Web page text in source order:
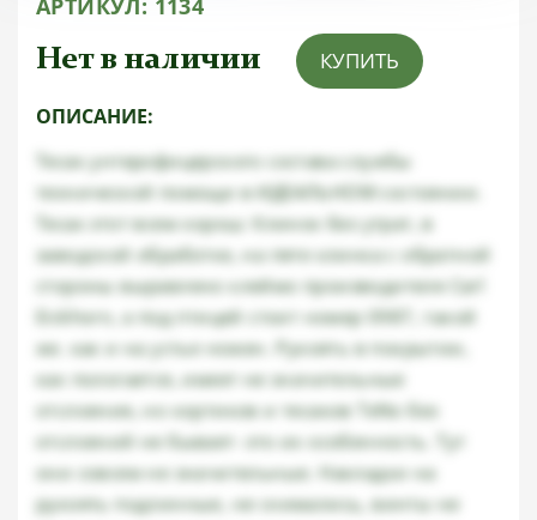
АРТИКУЛ: 1134
Нет в наличии КУПИТЬ
ОПИСАНИЕ:
Тесак унтерофицерского состава службы
технической помощи в ИДЕАЛЬНОМ состоянии.
Тесак этот всем хорош: Клинок без утрат, в
заводской обработке, на пяте клинка с обратной
стороны выравлено клеймо производителя Carl
Eickhorn, а под птицей стоит номер 0987, такой
же. как и на устье ножен. Рукоять в покрытии,
как пологается, имеет не значительные
отслоения, но кортиков и тесаков TeNo без
отслоений не бывает- это их особенность. Тут
они совсем не значительные. Накладки на
рукоять подлинные, не снимались, винты не